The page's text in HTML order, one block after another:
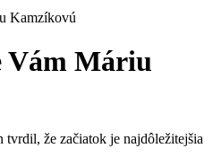
Kamzíkovú
Vám Máriu
že začiatok je najdôležitejšia